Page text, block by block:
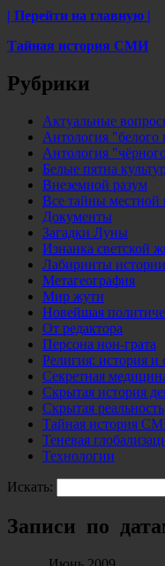
| Перейти на главную |
Тайная история СМИ
Рубрики
Актуальные
Антология "белого
Антология
Белые пятна
Внеземной разум
Все тайны местной
Документы
Загадки Луны
Изнанка светской
Лабиринты истории
Метагеография
Мир жути
Новейшая
От редактора
Персона нон-грата
Религия: история и
Секретная
Скрытая история
Скрытая реальность
Тайная история
Теневая
Технологии
Искать:
Записи по